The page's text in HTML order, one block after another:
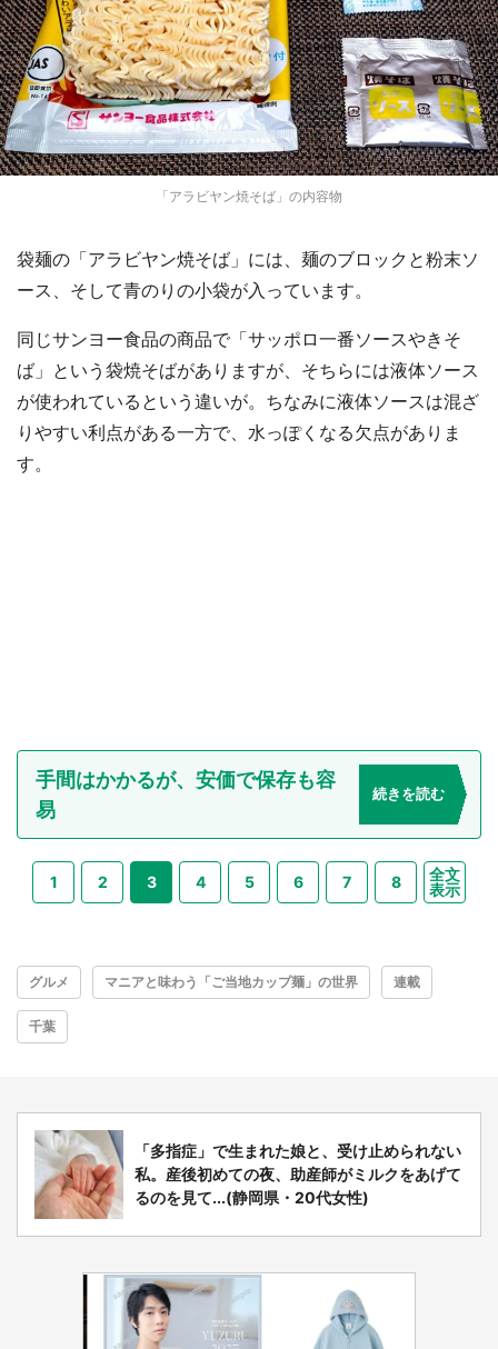
「アラビヤン焼そば」の内容物
袋麺の「アラビヤン焼そば」には、麺のブロックと粉末ソ
ース、そして青のりの小袋が入っています。
同じサンヨー食品の商品で「サッポロ一番ソースやきそ
ば」という袋焼そばがありますが、そちらには液体ソース
が使われているという違いが。ちなみに液体ソースは混ざ
りやすい利点がある一方で、水っぽくなる欠点がありま
す。
手間はかかるが、安価で保存も容
易
続きを読む
1 2 3 4 5 6 7 8
全文
表示
グルメ マニアと味わう「ご当地カップ麺」の世界 連載
千葉
「多指症」で生まれた娘と、受け止められない
私。産後初めての夜、助産師がミルクをあげて
るのを見て...(静岡県・20代女性)